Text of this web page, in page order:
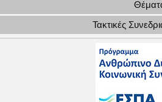
Τακτικές